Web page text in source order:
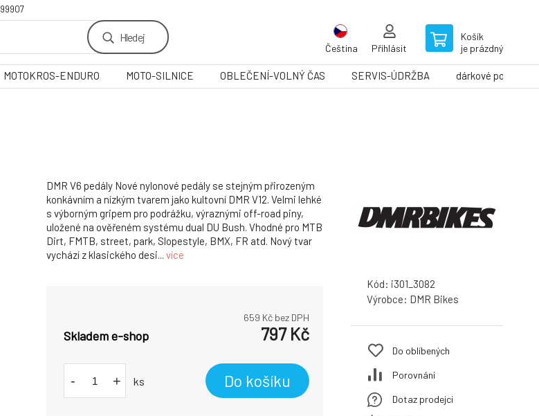
Hledej
Čeština Přihlásit
Košík
je prázdný
MOTOKROS-ENDURO MOTO-SILNICE OBLEČENÍ-VOLNÝ ČAS SERVIS-ÚDRŽBA dárkové poukazy
DMR V6 pedály Nové nylonové pedály se stejným přirozeným
konkávním a nízkým tvarem jako kultovní DMR V12. Velmi lehké
s výborným gripem pro podrážku, výraznými off-road piny,
uložené na ověřeném systému dual DU Bush. Vhodné pro MTB
Dirt, FMTB, street, park, Slopestyle, BMX, FR atd. Nový tvar
vychází z klasického desi... více
659 Kč bez DPH
Skladem e-shop 797Kč
- + ks Do košíku
Kód: i301_3082
Výrobce: DMR Bikes
Do oblíbených
Porovnání
Dotaz prodejci